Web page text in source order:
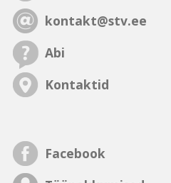
kontakt@stv.ee
Abi
Kontaktid
Facebook